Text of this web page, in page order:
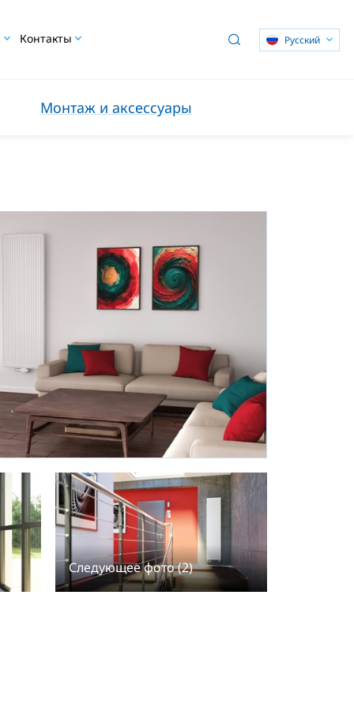
Контакты Pусский
Монтаж и аксессуары
Следующее фото (2)